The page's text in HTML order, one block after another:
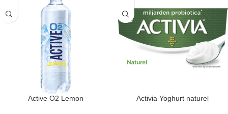
Active O2 Lemon Activia Yoghurt naturel